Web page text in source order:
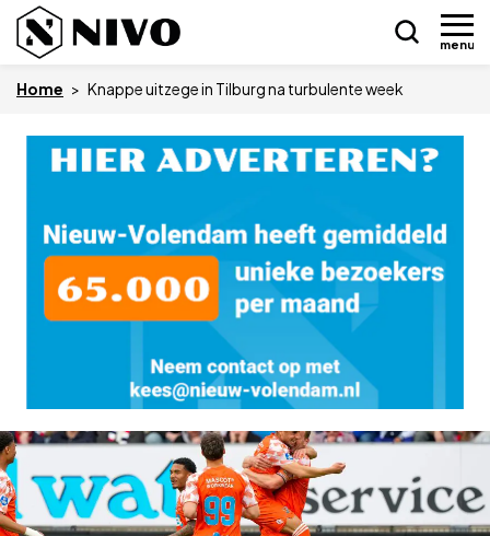
menu
content
Drukkerij NIVO
Zakelijk
Vacatures
Adverteren
Home > Knappe uitzege in Tilburg na turbulente week